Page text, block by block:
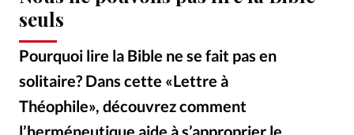
Tous les articles
Faire un don
Se connecter
seuls
Pourquoi lire la Bible ne se fait pas en
solitaire? Dans cette «Lettre à
Théophile», découvrez comment
l’herméneutique aide à s’approprier le